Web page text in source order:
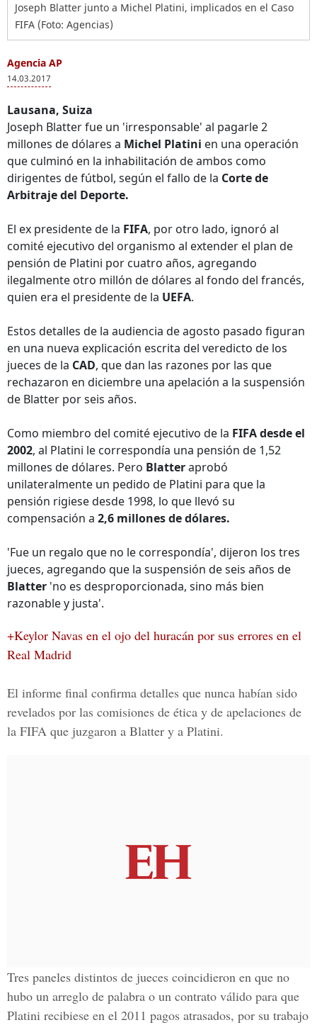
Joseph Blatter junto a Michel Platini, implicados en el Caso
FIFA (Foto: Agencias)
Agencia AP
14.03.2017
Lausana, Suiza
Joseph Blatter fue un 'irresponsable' al pagarle 2
millones de dólares a Michel Platini en una operación
que culminó en la inhabilitación de ambos como
dirigentes de fútbol, según el fallo de la Corte de
Arbitraje del Deporte.
El ex presidente de la FIFA, por otro lado, ignoró al
comité ejecutivo del organismo al extender el plan de
pensión de Platini por cuatro años, agregando
ilegalmente otro millón de dólares al fondo del francés,
quien era el presidente de la UEFA.
Estos detalles de la audiencia de agosto pasado figuran
en una nueva explicación escrita del veredicto de los
jueces de la CAD, que dan las razones por las que
rechazaron en diciembre una apelación a la suspensión
de Blatter por seis años.
Como miembro del comité ejecutivo de la FIFA desde el
2002, al Platini le correspondía una pensión de 1,52
millones de dólares. Pero Blatteraprobó
unilateralmente un pedido de Platini para que la
pensión rigiese desde 1998, lo que llevó su
compensación a 2,6 millones de dólares.
'Fue un regalo que no le correspondía', dijeron los tres
jueces, agregando que la suspensión de seis años de
Blatter 'no es desproporcionada, sino más bien
razonable y justa'.
+Keylor Navas en el ojo del huracán por sus errores en el
Real Madrid
El informe final confirma detalles que nunca habían sido
revelados por las comisiones de ética y de apelaciones de
la FIFA que juzgaron a Blatter y a Platini.
Tres paneles distintos de jueces coincidieron en que no
hubo un arreglo de palabra o un contrato válido para que
Platini recibiese en el 2011 pagos atrasados, por su trabajo